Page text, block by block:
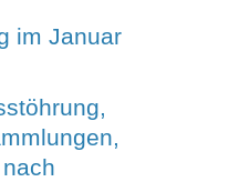
im Januar